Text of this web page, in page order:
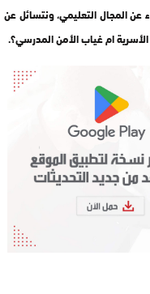
المجال التعليمي، ونتسائل عن
ام غياب الأمن المدرسي؟.